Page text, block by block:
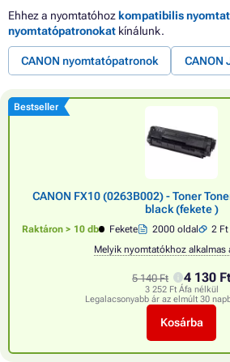
Ehhez a nyomtatóhoz kompatibilis
nyomtatópatronokat kínálunk.
CANON nyomtatópatronok CANON
Bestseller
CANON FX10 (0263B002) - Toner
black (fekete )
Raktáron > 10 db Fekete 2000 oldal 2
Melyik nyomtatókhoz alkalmas
5 140 Ft 4 130 Ft
3 252 Ft Áfa nélkül
Legalacsonyabb ár az elmúlt 30
Kosárba